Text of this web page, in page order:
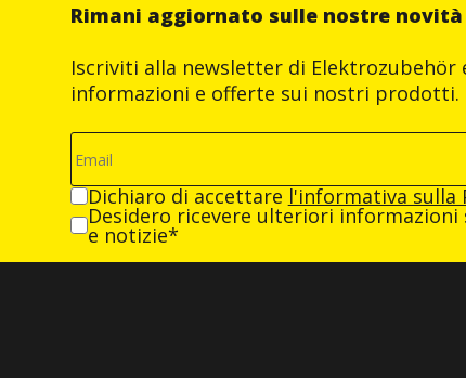
Rimani aggiornato sulle nostre novità
Iscriviti alla newsletter di Elektrozubehör
informazioni e offerte sui nostri prodotti.
Dichiaro di accettare l'informativa sulla
Desidero ricevere ulteriori
e notizie*